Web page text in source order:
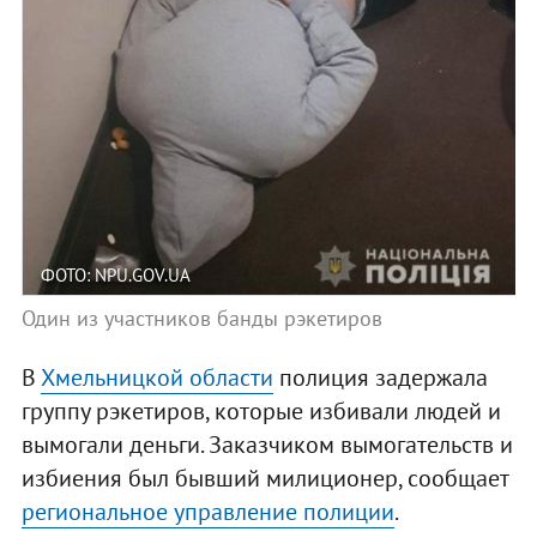
ФОТО: NPU.GOV.UA
Один из участников банды рэкетиров
ВХмельницкой области полиция задержала
группу рэкетиров, которые избивали людей и
вымогали деньги. Заказчиком вымогательств и
избиения был бывший милиционер, сообщает
региональное управление полиции.